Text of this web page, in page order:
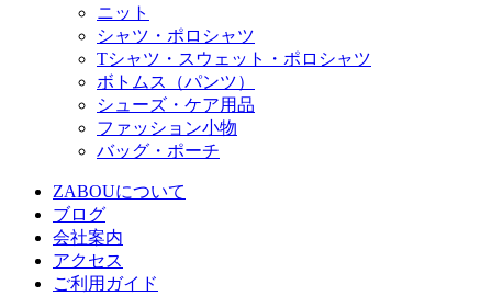
ニット
シャツ・ポロシャツ
Tシャツ・スウェット・ポロシャツ
ボトムス（パンツ）
シューズ・ケア用品
ファッション小物
バッグ・ポーチ
ZABOUについて
ブログ
会社案内
アクセス
ご利用ガイド